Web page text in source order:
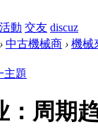
活動 交友 discuz
› 中古機械商 › 機械
：周期